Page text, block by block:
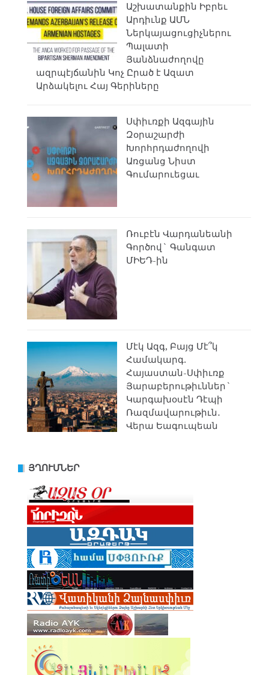
Աշխատանքին Իբրեւ
Արդիւնք ԱՄՆ
Ներկայացուցիչներու
Պալատի
Յանձնաժողովը
ազրպէյճանին Կոչ Ըրած է Ազատ
Արձակելու Հայ Գերիները
Սփիւռքի Ազգային
Զօրաշարժի
Խորհրդաժողովի
Առցանց Նիստ
Գումարուեցաւ
Ռուբէն Վարդանեանի
Գործով` Գանգատ
ՄԻԵԴ-ին
Մէկ Ազգ, Բայց Մէ՞կ
Համակարգ.
Հայաստան-Սփիւռք
Յարաբերութիւններ`
Կարգախօսէն Դէպի
Ռազմավարութիւն․
Վերա Եագուպեան
ՅՂՈՒՄՆԵՐ